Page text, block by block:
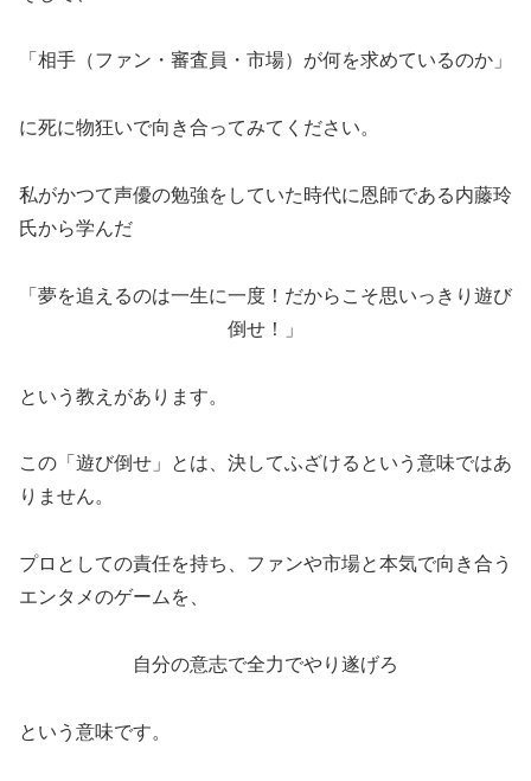
「相手（ファン・審査員・市場）が何を求めているのか」
に死に物狂いで向き合ってみてください。
私がかつて声優の勉強をしていた時代に恩師である内藤玲
氏から学んだ
「夢を追えるのは一生に一度！だからこそ思いっきり遊び
倒せ！」
という教えがあります。
この「遊び倒せ」とは、決してふざけるという意味ではあ
りません。
プロとしての責任を持ち、ファンや市場と本気で向き合う
エンタメのゲームを、
自分の意志で全力でやり遂げろ
という意味です。